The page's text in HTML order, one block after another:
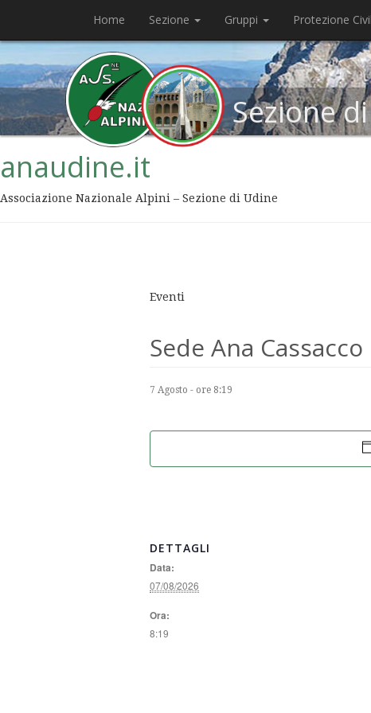
Home Sezione Gruppi Protezione
Sezione
anaudine.it
Associazione Nazionale Alpini – Sezione di Udine
Eventi
Sede Ana Cassacco
7 Agosto - ore 8:19
DETTAGLI
Data:
07/08/2026
Ora:
8:19